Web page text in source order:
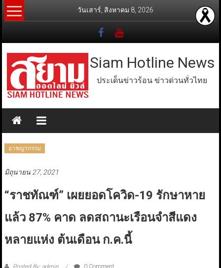
Skip
to
วันเสาร์, สิงหาคม 8, 2026
Siam Hotline News
ประเด็นข่าวร้อน ข่าวด่วนทั่วไทย
อาชญากรรม
มิถุนายน 27, 2021
“ราชทัณฑ์” เผยยอดโควิด-19 รักษาหาย
แล้ว 87% คาด ลดสถานะเรือนจำสีแดง
หลายแห่ง ต้นเดือน ก.ค.นี้